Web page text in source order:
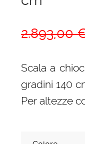
2.893,00
Scala a
gradini 140
Per altezze